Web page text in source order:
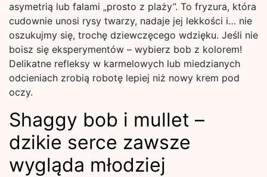
asymetrią lub falami „prosto z plaży”. To fryzura, która
cudownie unosi rysy twarzy, nadaje jej lekkości i… nie
oszukujmy się, trochę dziewczęcego wdzięku. Jeśli nie
boisz się eksperymentów – wybierz bob z kolorem!
Delikatne refleksy w karmelowych lub miedzianych
odcieniach zrobią robotę lepiej niż nowy krem pod
oczy.
Shaggy bob i mullet –
dzikie serce zawsze
wygląda młodziej